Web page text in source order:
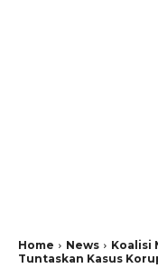
Home News
Koalisi
Tuntaskan Kasus